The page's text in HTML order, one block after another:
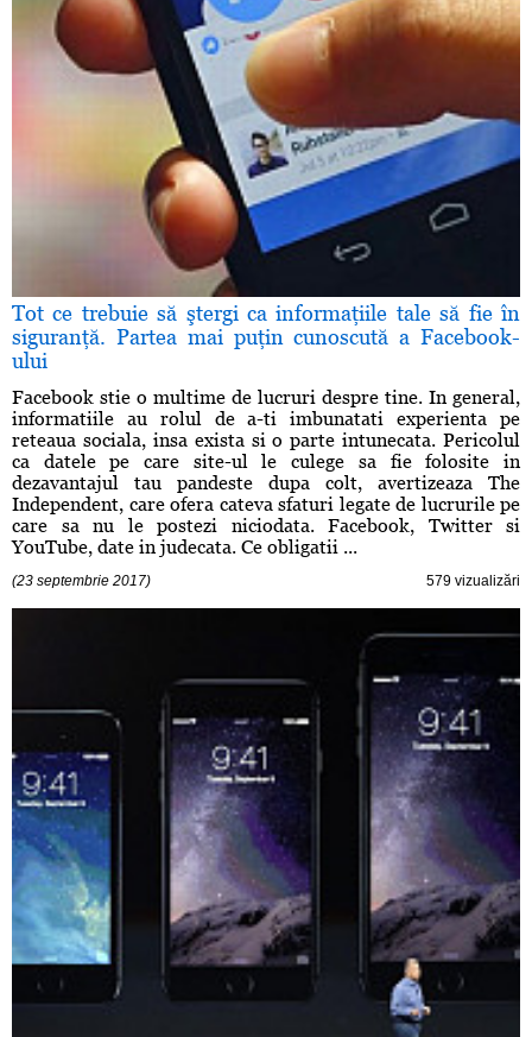
Tot ce trebuie să ştergi ca informaţiile tale să fie în
siguranţă. Partea mai puţin cunoscută a Facebook-
ului
Facebook stie o multime de lucruri despre tine. In general,
informatiile au rolul de a-ti imbunatati experienta pe
reteaua sociala, insa exista si o parte intunecata. Pericolul
ca datele pe care site-ul le culege sa fie folosite in
dezavantajul tau pandeste dupa colt, avertizeaza The
Independent, care ofera cateva sfaturi legate de lucrurile pe
care sa nu le postezi niciodata. Facebook, Twitter si
YouTube, date in judecata. Ce obligatii ...
(23 septembrie 2017) 579 vizualizări